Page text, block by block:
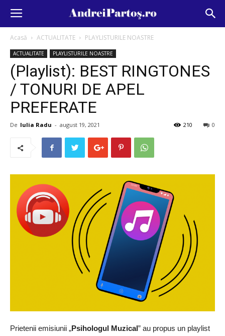
Acasă ACTUALITATE PLAYLISTURILE NOASTRE
ACTUALITATE PLAYLISTURILE NOASTRE
(Playlist): BEST RINGTONES
/ TONURI DE APEL
PREFERATE
De Iulia Radu - august 19, 2021 0
210
Prietenii emisiunii „Psihologul Muzical” au propus un playlist